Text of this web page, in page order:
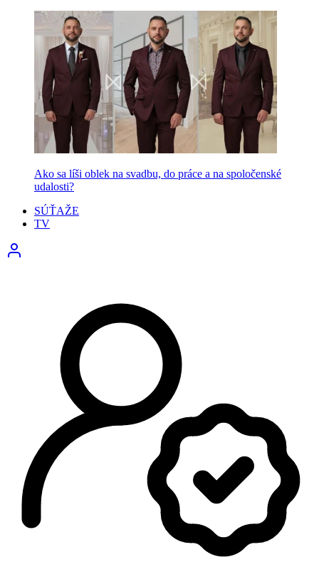
Ako sa líši oblek na svadbu, do práce a na spoločenské
udalosti?
SÚŤAŽE
TV